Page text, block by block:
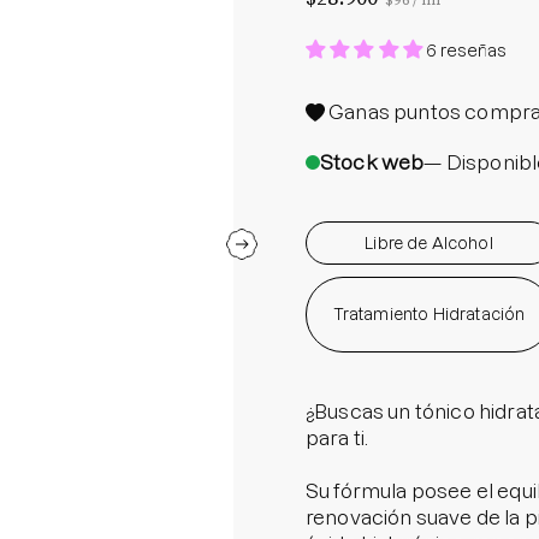
Parche
Parches
6 reseñas
Ganas puntos
Stock web—
Libre de Alcohol
Tratamiento Hidratación
¿Buscas un tónico
para ti.
Su fórmula posee el
renovación suave de la